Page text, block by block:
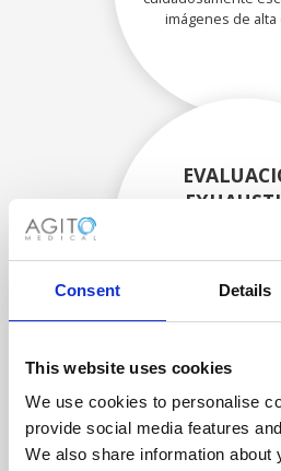
Consent Details
This website uses cookies
We use cookies to personalise
provide social media features
We also share information about
imágenes de alta
cuidadosamente
y sus
CON
Las piezas